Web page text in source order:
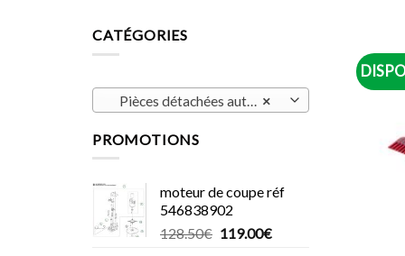
CATÉGORIES
×
Pièces détachées automower (171)
PROMOTIONS
moteur de coupe réf
546838902
128.50€ Le
119.00€Le